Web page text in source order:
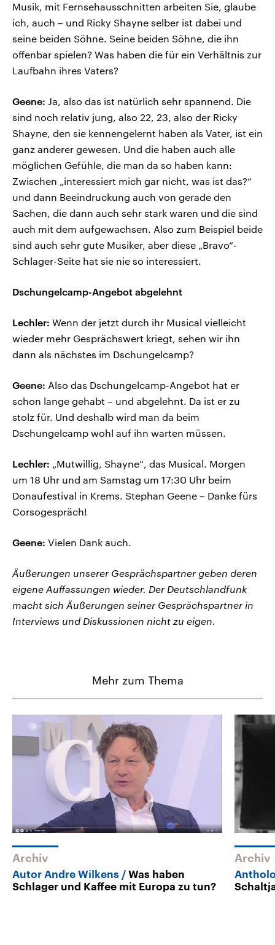
Musik, mit Fernsehausschnitten arbeiten Sie, glaube
ich, auch – und Ricky Shayne selber ist dabei und
seine beiden Söhne. Seine beiden Söhne, die ihn
offenbar spielen? Was haben die für ein Verhältnis zur
Laufbahn ihres Vaters?
Geene: Ja, also das ist natürlich sehr spannend. Die
sind noch relativ jung, also 22, 23, also der Ricky
Shayne, den sie kennengelernt haben als Vater, ist ein
ganz anderer gewesen. Und die haben auch alle
möglichen Gefühle, die man da so haben kann:
Zwischen „interessiert mich gar nicht, was ist das?“
und dann Beeindruckung auch von gerade den
Sachen, die dann auch sehr stark waren und die sind
auch mit dem aufgewachsen. Also zum Beispiel beide
sind auch sehr gute Musiker, aber diese „Bravo“-
Schlager-Seite hat sie nie so interessiert.
Dschungelcamp-Angebot abgelehnt
Lechler: Wenn der jetzt durch ihr Musical vielleicht
wieder mehr Gesprächswert kriegt, sehen wir ihn
dann als nächstes im Dschungelcamp?
Geene: Also das Dschungelcamp-Angebot hat er
schon lange gehabt – und abgelehnt. Da ist er zu
stolz für. Und deshalb wird man da beim
Dschungelcamp wohl auf ihn warten müssen.
Lechler: „Mutwillig, Shayne“, das Musical. Morgen
um 18 Uhr und am Samstag um 17:30 Uhr beim
Donaufestival in Krems. Stephan Geene – Danke fürs
Corsogespräch!
Geene: Vielen Dank auch.
Äußerungen unserer Gesprächspartner geben deren
eigene Auffassungen wieder. Der Deutschlandfunk
macht sich Äußerungen seiner Gesprächspartner in
Interviews und Diskussionen nicht zu eigen.
Mehr zum Thema
Archiv
Autor Andre Wilkens
Was haben
Schlager und Kaffee mit Europa zu tun?
Archiv